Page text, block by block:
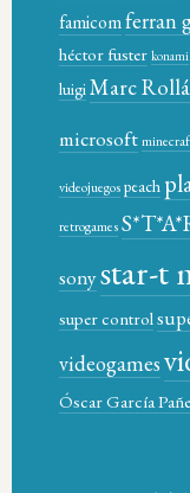
famicomferran
héctor fuster konami
luigiMarc
microsoft
videojuegospeach
retrogames
sonystar-t
super control
videogames
Óscar García